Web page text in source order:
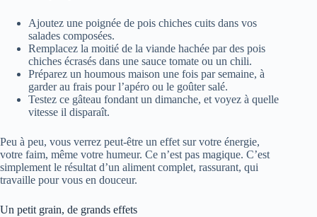
Ajoutez une poignée de pois chiches cuits dans vos
salades composées.
Remplacez la moitié de la viande hachée par des pois
chiches écrasés dans une sauce tomate ou un chili.
Préparez un houmous maison une fois par semaine, à
garder au frais pour l’apéro ou le goûter salé.
Testez ce gâteau fondant un dimanche, et voyez à quelle
vitesse il disparaît.
Peu à peu, vous verrez peut-être un effet sur votre énergie,
votre faim, même votre humeur. Ce n’est pas magique. C’est
simplement le résultat d’un aliment complet, rassurant, qui
travaille pour vous en douceur.
Un petit grain, de grands effets